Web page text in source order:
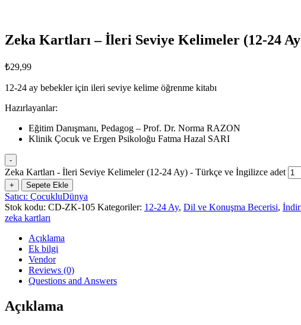
Zeka Kartları – İleri Seviye Kelimeler (12-24
₺29,99
12-24 ay bebekler için ileri seviye kelime öğrenme kitabı
Hazırlayanlar:
Eğitim Danışmanı, Pedagog – Prof. Dr. Norma RAZON
Klinik Çocuk ve Ergen Psikoloğu Fatma Hazal SARI
-
Zeka Kartları - İleri Seviye Kelimeler (12-24 Ay) - Türkçe ve İngilizce adet
+ Sepete Ekle
Satıcı: ÇocukluDünya
Stok kodu: CD-ZK-105 Kategoriler: 12-24 Ay, Dil ve Konuşma Becerisi,
zeka kartları
Açıklama
Ek bilgi
Vendor
Reviews (0)
Questions and Answers
Açıklama